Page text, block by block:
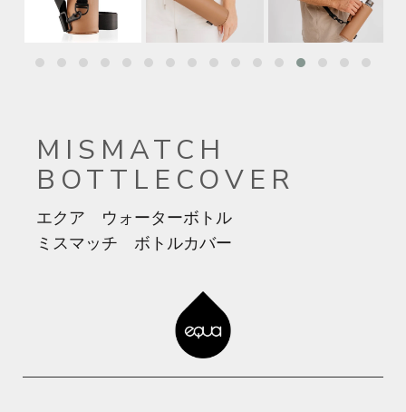
MISMATCH
BOTTLECOVER
エクア ウォーターボトル
ミスマッチ ボトルカバー